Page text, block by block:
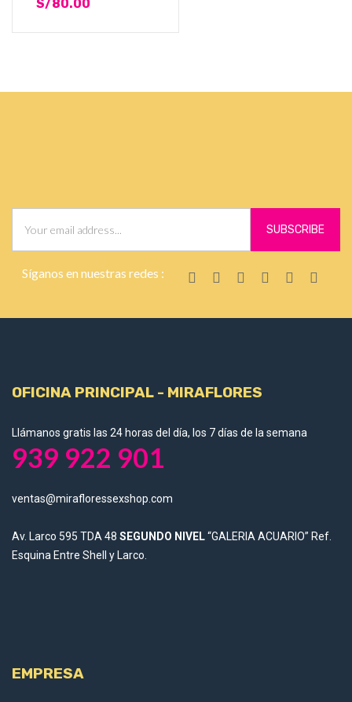
S/80.00
Síganos en nuestras redes :
OFICINA PRINCIPAL - MIRAFLORES
Llámanos gratis las 24 horas del día, los 7 días de la semana
939 922 901
ventas@mirafloressexshop.com
Av. Larco 595 TDA 48 SEGUNDO NIVEL“GALERIA ACUARIO” Ref.
Esquina Entre Shell y Larco.
EMPRESA